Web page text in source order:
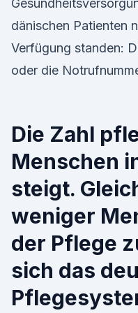
dänischen Patienten
Verfügung standen:
oder die
Die Zahl
Menschen
steigt.
weniger
der Pflege
sich das